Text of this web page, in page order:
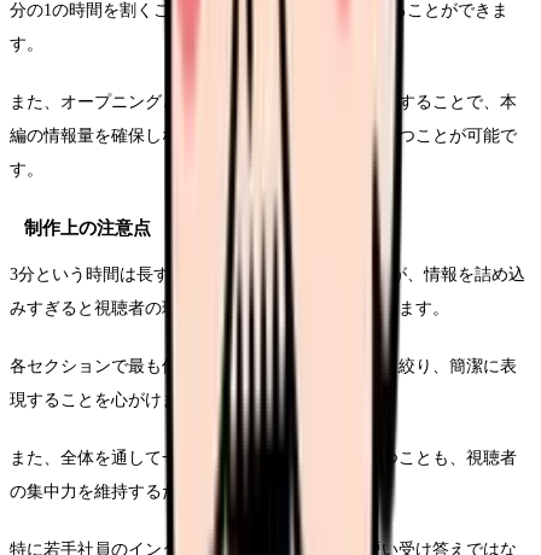
分の1の時間を割くことで、リアルな企業像を伝えることができま
す。
また、オープニングとエンディングはコンパクトにすることで、本
編の情報量を確保しながらも、全体の尺を適切に保つことが可能で
す。
制作上の注意点
3分という時間は長すぎず短すぎない絶妙な尺ですが、情報を詰め込
みすぎると視聴者の理解度や記憶に残りにくくなります。
各セクションで最も伝えたいメッセージを1〜2つに絞り、簡潔に表
現することを心がけましょう。
また、全体を通して一貫したトーンとテンポを保つことも、視聴者
の集中力を維持するために重要です。
特に若手社員のインタビューでは、台本通りの硬い受け答えではな